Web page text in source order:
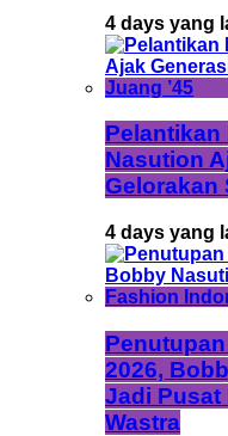
4 days yang
Pelantikan
Nasution
Gelorakan
4 days yang
2026,
Jadi Pusat
Wastra